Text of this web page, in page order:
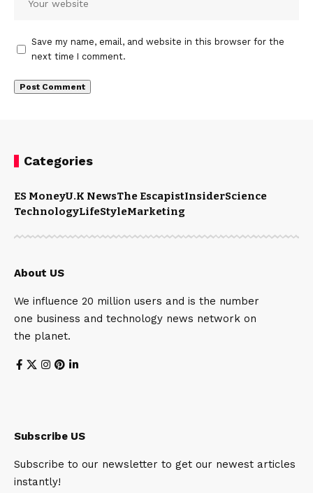
Save my name, email, and website in this browser for the
next time I comment.
Categories
ES MoneyU.K NewsThe EscapistInsiderScience
TechnologyLifeStyleMarketing
About US
We influence 20 million users and is the number
one business and technology news network on
the planet.
Subscribe US
Subscribe to our newsletter to get our newest articles
instantly!